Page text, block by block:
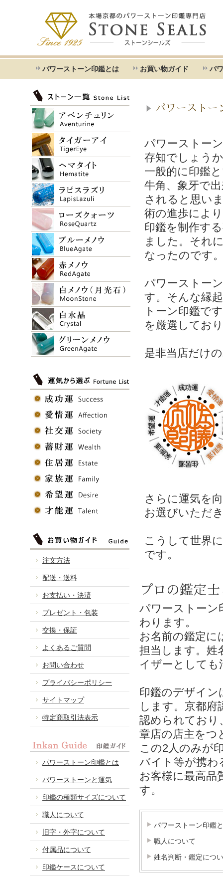
パワーストーン印鑑とは お買い物ガイド パ
パワーストー
パワーストー
存知でしょう
一般的に印鑑
牛角、象牙で
されると思い
術の進歩によ
印鑑を制作す
ました。それ
なったのです
パワーストー
す。そんな縁
トーン印鑑で
を厳選してお
是非当店だけ
さらに運気を
お選びいただ
こうして世界
です。
プロの鑑定
パワーストーン
わります。
お名前の鑑定に
担当します。姓
イザーとして
印鑑のデザイン
します。京都府
認められており
章店の店主をつ
この2人のみが
バイト等が携わ
お客様に最高品
す。
パワーストーン印鑑
職人について
姓名判断・鑑定につ
注文方法
配送・送料
お支払い・決済
プレゼント・包装
交換・保証
よくあるご質問
お問い合わせ
プライバシーポリシー
サイトマップ
特定商取引法表示
パワーストーン印鑑とは
パワーストーンと運気
印鑑の種類サイズについて
職人について
旧字・外字について
付属品について
印鑑ケースについて